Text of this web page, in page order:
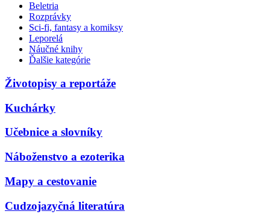
Beletria
Rozprávky
Sci-fi, fantasy a komiksy
Leporelá
Náučné knihy
Ďalšie kategórie
Životopisy a reportáže
Kuchárky
Učebnice a slovníky
Náboženstvo a ezoterika
Mapy a cestovanie
Cudzojazyčná literatúra